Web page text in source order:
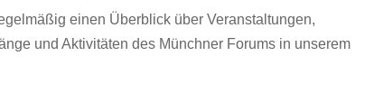
einen Überblick über Veranstaltungen,
und Aktivitäten des Münchner Forums in unserem